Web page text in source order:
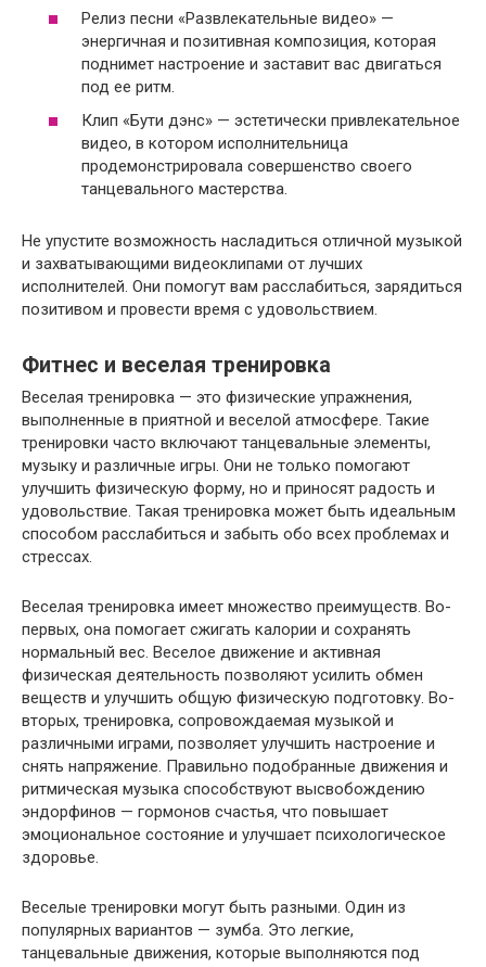
Релиз песни «Развлекательные видео» —
энергичная и позитивная композиция, которая
поднимет настроение и заставит вас двигаться
под ее ритм.
Клип «Бути дэнс» — эстетически привлекательное
видео, в котором исполнительница
продемонстрировала совершенство своего
танцевального мастерства.
Не упустите возможность насладиться отличной музыкой
и захватывающими видеоклипами от лучших
исполнителей. Они помогут вам расслабиться, зарядиться
позитивом и провести время с удовольствием.
Фитнес и веселая тренировка
Веселая тренировка — это физические упражнения,
выполненные в приятной и веселой атмосфере. Такие
тренировки часто включают танцевальные элементы,
музыку и различные игры. Они не только помогают
улучшить физическую форму, но и приносят радость и
удовольствие. Такая тренировка может быть идеальным
способом расслабиться и забыть обо всех проблемах и
стрессах.
Веселая тренировка имеет множество преимуществ. Во-
первых, она помогает сжигать калории и сохранять
нормальный вес. Веселое движение и активная
физическая деятельность позволяют усилить обмен
веществ и улучшить общую физическую подготовку. Во-
вторых, тренировка, сопровождаемая музыкой и
различными играми, позволяет улучшить настроение и
снять напряжение. Правильно подобранные движения и
ритмическая музыка способствуют высвобождению
эндорфинов — гормонов счастья, что повышает
эмоциональное состояние и улучшает психологическое
здоровье.
Веселые тренировки могут быть разными. Один из
популярных вариантов — зумба. Это легкие,
танцевальные движения, которые выполняются под